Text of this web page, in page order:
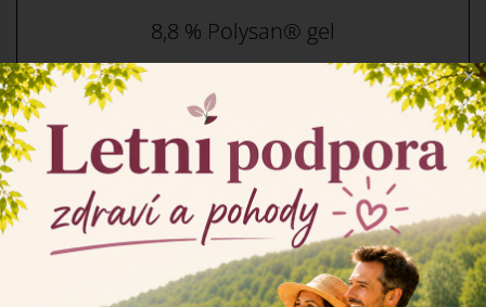
8,8 % Polysan® gel
×